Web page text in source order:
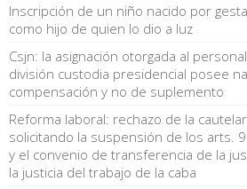
Inscripción de un niño nacido por
como hijo de quien lo dio a luz
Csjn: la asignación otorgada al
división custodia presidencial posee
compensación y no de suplemento
Reforma laboral: rechazo de la
solicitando la suspensión de los arts.
y el convenio de transferencia de la
la justicia del trabajo de la caba